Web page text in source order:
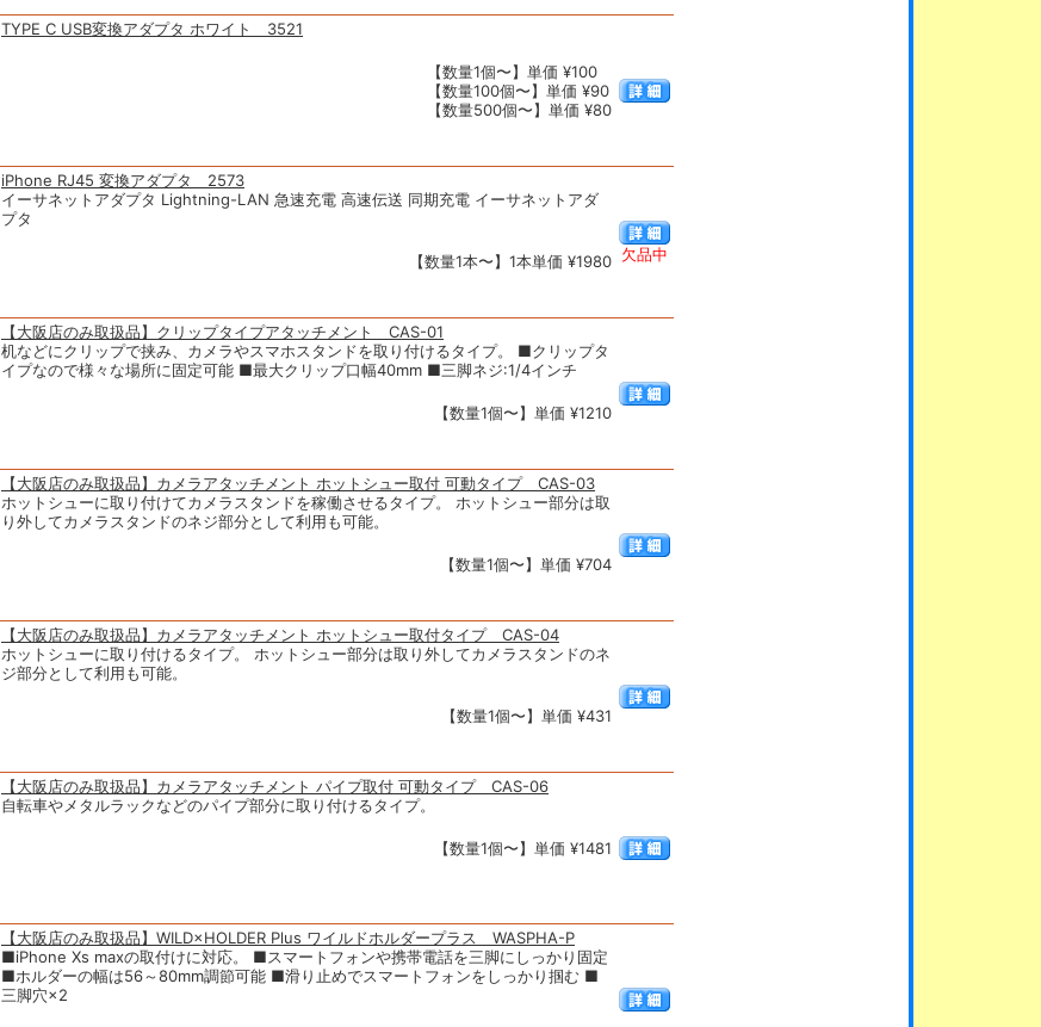
TYPE C USB変換アダプタ ホワイト 3521
【数量1個〜】単価 ¥100
【数量100個〜】単価 ¥90
【数量500個〜】単価 ¥80
iPhone RJ45 変換アダプタ 2573
イーサネットアダプタ Lightning-LAN 急速充電 高速伝送 同期充電 イーサネットアダ
プタ
【数量1本〜】1本単価 ¥1980 欠品中
【大阪店のみ取扱品】クリップタイプアタッチメント CAS-01
机などにクリップで挟み、カメラやスマホスタンドを取り付けるタイプ。 ■クリップタ
イプなので様々な場所に固定可能 ■最大クリップ口幅40mm ■三脚ネジ:1/4インチ
【数量1個〜】単価 ¥1210
【大阪店のみ取扱品】カメラアタッチメント ホットシュー取付 可動タイプ CAS-03
ホットシューに取り付けてカメラスタンドを稼働させるタイプ。 ホットシュー部分は取
り外してカメラスタンドのネジ部分として利用も可能。
【数量1個〜】単価 ¥704
【大阪店のみ取扱品】カメラアタッチメント ホットシュー取付タイプ CAS-04
ホットシューに取り付けるタイプ。 ホットシュー部分は取り外してカメラスタンドのネ
ジ部分として利用も可能。
【数量1個〜】単価 ¥431
【大阪店のみ取扱品】カメラアタッチメント パイプ取付 可動タイプ CAS-06
自転車やメタルラックなどのパイプ部分に取り付けるタイプ。
【数量1個〜】単価 ¥1481
【大阪店のみ取扱品】WILD×HOLDER Plus ワイルドホルダープラス WASPHA-P
■iPhone Xs maxの取付けに対応。 ■スマートフォンや携帯電話を三脚にしっかり固定
■ホルダーの幅は56～80mm調節可能 ■滑り止めでスマートフォンをしっかり掴む ■
三脚穴×2